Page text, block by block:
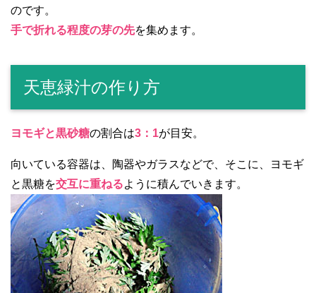
のです。
手で折れる程度の芽の先を集めます。
天恵緑汁の作り方
ヨモギと黒砂糖の割合は3：1が目安。
向いている容器は、陶器やガラスなどで、そこに、ヨモギ
と黒糖を交互に重ねるように積んでいきます。